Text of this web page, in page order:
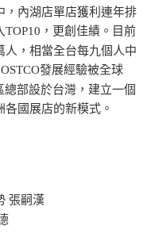
，內湖店單店獲利連年排
，更創佳績。目前
人，相當全台每九個人中
發展經驗被全球
總部設於台灣，建立一個
國展店的新模式。
張嗣漢